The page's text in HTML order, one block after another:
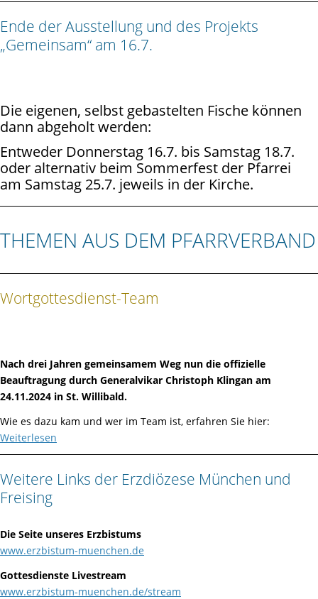
Ende der Ausstellung und des Projekts
„Gemeinsam“ am 16.7.
Die eigenen, selbst gebastelten Fische können
dann abgeholt werden:
Entweder Donnerstag 16.7. bis Samstag 18.7.
oder alternativ beim Sommerfest der Pfarrei
am Samstag 25.7. jeweils in der Kirche.
THEMEN AUS DEM PFARRVERBAND
Wortgottesdienst-Team
Nach drei Jahren gemeinsamem Weg nun die offizielle
Beauftragung durch Generalvikar Christoph Klingan am
24.11.2024 in St. Willibald.
Wie es dazu kam und wer im Team ist, erfahren Sie hier:
Weiterlesen
Weitere Links der Erzdiözese München und
Freising
Die Seite unseres Erzbistums
www.erzbistum-muenchen.de
Gottesdienste Livestream
www.erzbistum-muenchen.de/stream